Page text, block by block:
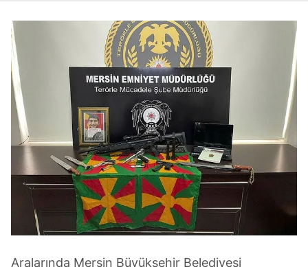
Aralarında Mersin Büyükşehir Belediyesi